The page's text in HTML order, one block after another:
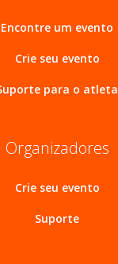
Encontre um evento
Crie seu evento
para o atleta
Organizadores
Crie seu evento
Suporte